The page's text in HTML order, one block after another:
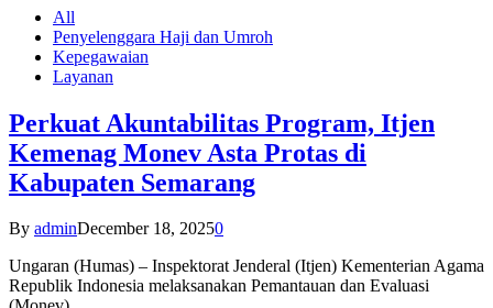
All
Penyelenggara Haji dan Umroh
Kepegawaian
Layanan
Perkuat Akuntabilitas Program, Itjen
Kemenag Monev Asta Protas di
Kabupaten Semarang
By adminDecember 18, 20250
Ungaran (Humas) – Inspektorat Jenderal (Itjen) Kementerian Agama
Republik Indonesia melaksanakan Pemantauan dan Evaluasi